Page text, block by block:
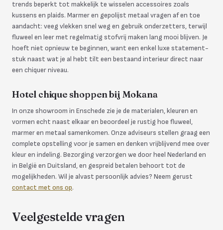
trends beperkt tot makkelijk te wisselen accessoires zoals
kussens en plaids. Marmer en gepolijst metaal vragen af en toe
aandacht: veeg vlekken snel weg en gebruik onderzetters, terwijl
fluweel en leer met regelmatig stofvrij maken lang mooi blijven. Je
hoeft niet opnieuw te beginnen, want een enkel luxe statement-
stuk naast wat je al hebt tilt een bestaand interieur direct naar
een chiquer niveau.
Hotel chique shoppen bij Mokana
In onze showroom in Enschede zie je de materialen, kleuren en
vormen echt naast elkaar en beoordeel je rustig hoe fluweel,
marmer en metaal samenkomen. Onze adviseurs stellen graag een
complete opstelling voor je samen en denken vrijblijvend mee over
kleur en indeling. Bezorging verzorgen we door heel Nederland en
in België en Duitsland, en gespreid betalen behoort tot de
mogelijkheden. Wil je alvast persoonlijk advies? Neem gerust
contact met ons op.
Veelgestelde vragen